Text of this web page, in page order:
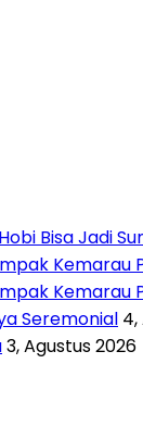
Bisa Jadi
Kemarau
Kemarau
Seremonial 4,
3, Agustus 2026